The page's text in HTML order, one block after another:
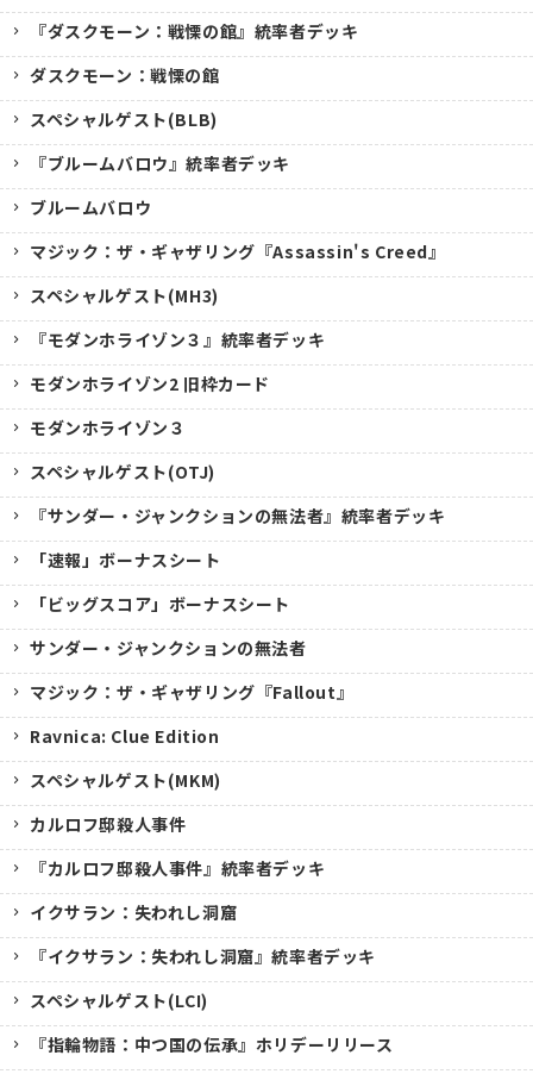
『ダスクモーン：戦慄の館』統率者デッキ
ダスクモーン：戦慄の館
スペシャルゲスト(BLB)
『ブルームバロウ』統率者デッキ
ブルームバロウ
マジック：ザ・ギャザリング『Assassin's Creed』
スペシャルゲスト(MH3)
『モダンホライゾン３』統率者デッキ
モダンホライゾン2 旧枠カード
モダンホライゾン３
スペシャルゲスト(OTJ)
『サンダー・ジャンクションの無法者』統率者デッキ
「速報」ボーナスシート
「ビッグスコア」ボーナスシート
サンダー・ジャンクションの無法者
マジック：ザ・ギャザリング『Fallout』
Ravnica: Clue Edition
スペシャルゲスト(MKM)
カルロフ邸殺人事件
『カルロフ邸殺人事件』統率者デッキ
イクサラン：失われし洞窟
『イクサラン：失われし洞窟』統率者デッキ
スペシャルゲスト(LCI)
『指輪物語：中つ国の伝承』ホリデーリリース